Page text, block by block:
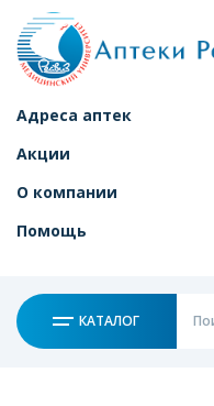
Адреса аптек
Акции
О компании
Помощь
КАТАЛОГ